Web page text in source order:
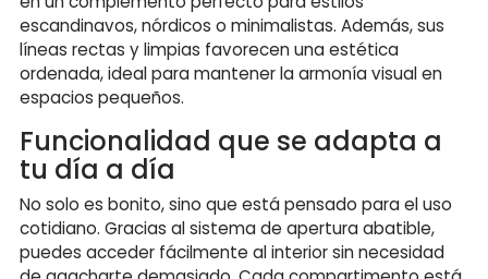
escandinavos, nórdicos o minimalistas. Además, sus
líneas rectas y limpias favorecen una estética
ordenada, ideal para mantener la armonía visual en
espacios pequeños.
Funcionalidad que se adapta a
tu día a día
No solo es bonito, sino que está pensado para el uso
cotidiano. Gracias al sistema de apertura abatible,
puedes acceder fácilmente al interior sin necesidad